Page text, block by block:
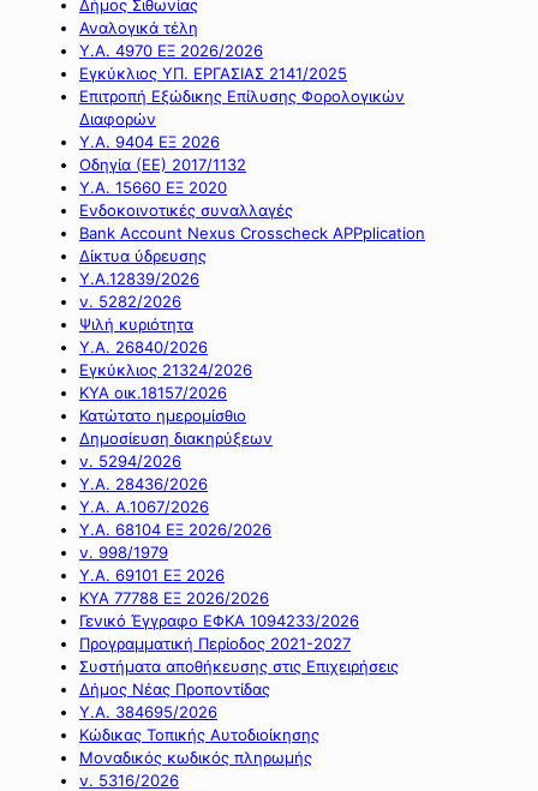
Δήμος Σιθωνίας
Αναλογικά τέλη
Υ.Α. 4970 ΕΞ 2026/2026
Εγκύκλιος ΥΠ. ΕΡΓΑΣΙΑΣ 2141/2025
Επιτροπή Εξώδικης Επίλυσης Φορολογικών
Διαφορών
Υ.Α. 9404 ΕΞ 2026
Οδηγία (ΕΕ) 2017/1132
Υ.Α. 15660 ΕΞ 2020
Ενδοκοινοτικές συναλλαγές
Bank Account Nexus Crosscheck APPplication
Δίκτυα ύδρευσης
Υ.Α.12839/2026
ν. 5282/2026
Ψιλή κυριότητα
Υ.Α. 26840/2026
Εγκύκλιος 21324/2026
ΚΥΑ οικ.18157/2026
Κατώτατο ημερομίσθιο
Δημοσίευση διακηρύξεων
ν. 5294/2026
Υ.Α. 28436/2026
Υ.Α. Α.1067/2026
Υ.Α. 68104 ΕΞ 2026/2026
ν. 998/1979
Υ.Α. 69101 ΕΞ 2026
ΚΥΑ 77788 ΕΞ 2026/2026
Γενικό Έγγραφο ΕΦΚΑ 1094233/2026
Προγραμματική Περίοδος 2021-2027
Συστήματα αποθήκευσης στις Επιχειρήσεις
Δήμος Νέας Προποντίδας
Υ.Α. 384695/2026
Κώδικας Τοπικής Αυτοδιοίκησης
Μοναδικός κωδικός πληρωμής
ν. 5316/2026